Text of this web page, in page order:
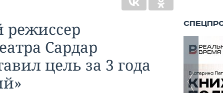
Сардар
цель за 3 года